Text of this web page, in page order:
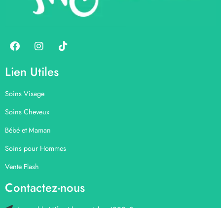
Lien Utiles
Soins Visage
Soins Cheveux
Bébé et Maman
Soins pour Hommes
Vente Flash
Contactez-nous